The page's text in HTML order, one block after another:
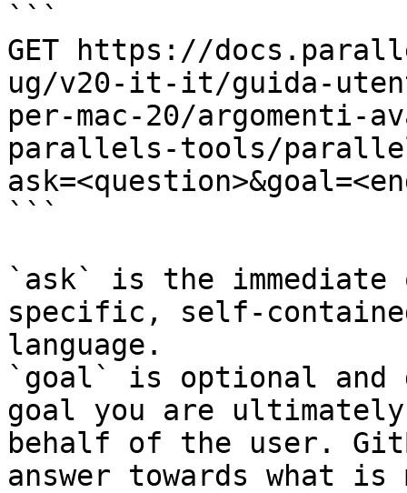
```
GET https://
ug/v20-it-it/guida-
per-mac-20/
parallels-tools/
```
`ask` is the
specific, self-
language.
`goal` is optional and
goal you are
behalf of the user.
answer towards what